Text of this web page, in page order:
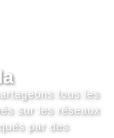
tous les
sur les réseaux
par des